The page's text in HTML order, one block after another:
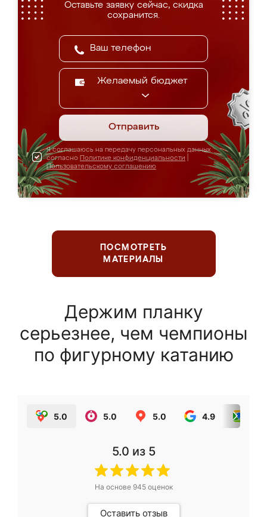
Оставьте заявку сейчас, скидка
сохранится.
Желаемый бюджет
Отправить
Я соглашаюсь на передачу персональных данных
согласно Политике конфиденциальности
Пользовательскому соглашению
ПОСМОТРЕТЬ
МАТЕРИАЛЫ
Держим планку
серьезнее, чем чемпионы
по фигурному катанию
5.0 5.0 5.0 4.9
5.0 из 5
На основе 945оценок
Оставить отзыв